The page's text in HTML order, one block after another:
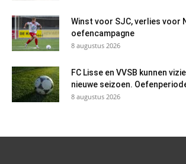
Winst voor SJC, verlies voor
oefencampagne
8 augustus 2026
FC Lisse en VVSB kunnen
nieuwe seizoen.
8 augustus 2026